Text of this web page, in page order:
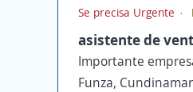
Se precisa Urgente
asistente de
Importante
Funza,